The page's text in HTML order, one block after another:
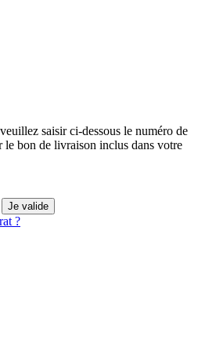
saisir ci-dessous le numéro de
le bon de livraison inclus dans votre
Je valide
?